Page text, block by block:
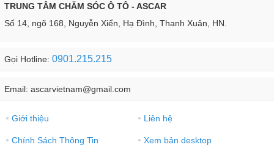
TRUNG TÂM CHĂM SÓC Ô TÔ - ASCAR
Số 14, ngõ 168, Nguyễn Xiển, Hạ Đình, Thanh Xuân, HN.
Gọi Hotline: 0901.215.215
Email: ascarvietnam@gmail.com
● Giới thiệu ● Liên hệ
● Chính Sách Thông Tin ● Xem bản desktop